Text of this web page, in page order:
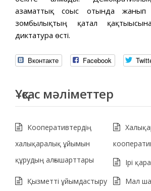
азаматтық соғыс отында жанып
зомбылықтың қатал
диктатура өсті.
Вконтакте Facebook
Ұқсас мәліметтер
Кооперативтердің
халықаралық ұйымын
құрудың алғышарттары
Ірі
Қызметті ұйымдастыру
Мал